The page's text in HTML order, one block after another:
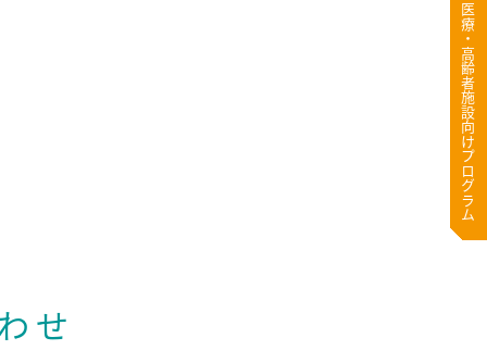
医療・高齢者施設向けプログラム
せ